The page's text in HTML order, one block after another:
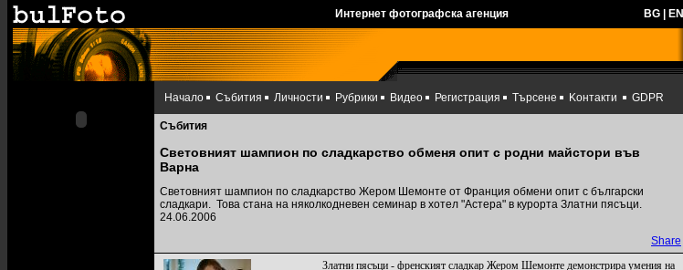
Интернет фотографска агенция BG EN
Начало Събития Личности Рубрики Видео Регистрация Търсене Kонтакти GDPR
Събития
Световният шампион по сладкарство обменя опит с родни майстори във
Варна
Световният шампион по сладкарство Жером Шемонте от Франция обмени опит с български
сладкари. Това стана на няколкодневен семинар в хотел "Астера" в курорта Златни пясъци.
24.06.2006
Share
Златни пясъци - френският сладкар Жером Шемонте демонстрира умения на